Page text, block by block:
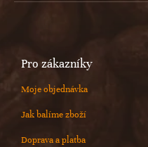
Pro zákazníky
Moje objednávka
Jak balíme zboží
Doprava a platba